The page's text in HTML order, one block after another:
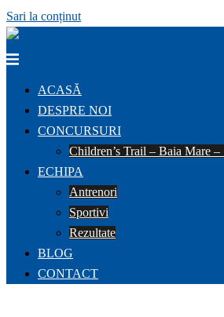
Sari la conținut
ACASĂ
DESPRE NOI
CONCURSURI
Children’s Trail – Baia Mare
ECHIPA
Antrenori
Sportivi
Rezultate
BLOG
CONTACT